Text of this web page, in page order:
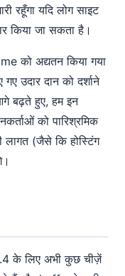
रहूँगा यदि लोग साइट
किया जा सकता है।
को अद्यतन किया गया
उदार दान को दर्शाने
बढ़ते हुए, हम इन
को पारिश्रमिक
लागत (जैसे कि होस्टिंग
के लिए अभी कुछ चीज़ें